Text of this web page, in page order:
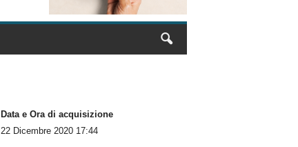
Data e Ora di acquisizione
22 Dicembre 2020 17:44